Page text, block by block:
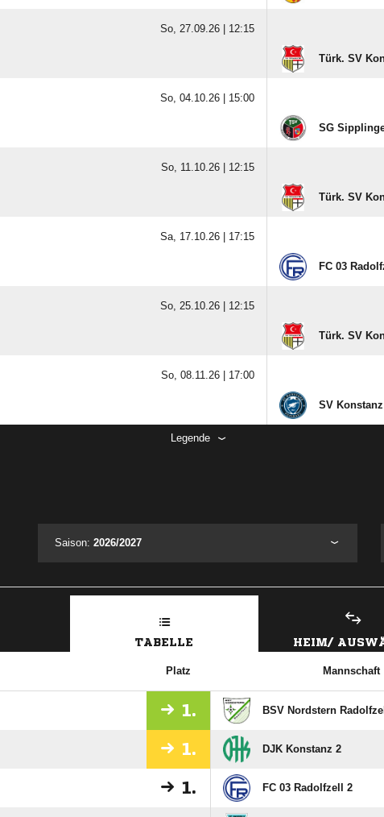
So, 27.09.26 | 12:15
Türk. SV
So, 04.10.26 | 15:00
SG
So, 11.10.26 | 12:15
Türk. SV
Sa, 17.10.26 | 17:15
FC 03
So, 25.10.26 | 12:15
Türk. SV
So, 08.11.26 | 17:00
SV
Legende
Saison: 2026/2027
TABELLE HEIM/
Platz Mannschaft
1. BSV Nordstern Radolfzell
1. DJK Konstanz 2
1. FC 03 Radolfzell 2